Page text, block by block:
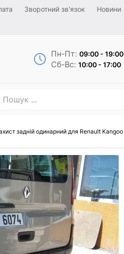
Зворотний зв'язок Новини
Пн-Пт: 09:00 - 19:00
Сб-Вс: 10:00 - 17:00
задній одинарний для Renault Kangoo